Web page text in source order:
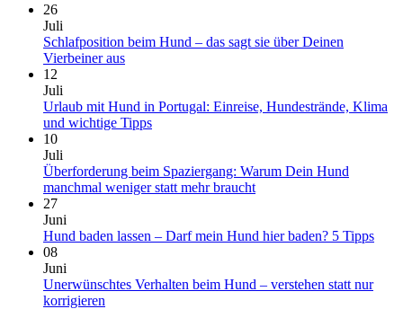
26
Juli
Schlafposition beim Hund – das sagt sie über Deinen
Vierbeiner ausKeine
Schlafposition
beim
das
sagt
Deinen
12
Juli
Urlaub mit Hund in Portugal: Einreise, Hundestrände, Klima
und wichtige TippsKeine
Urlaub
mit
Portugal:
Klima
10
Juli
Überforderung beim Spaziergang: Warum Dein Hund
manchmal weniger statt mehr brauchtKeine
Überforderung
Warum
27
Juni
Hund baden lassen – Darf mein Hund hier baden? 5 Tipps
08
Juni
Unerwünschtes Verhalten beim Hund – verstehen statt nur
korrigieren